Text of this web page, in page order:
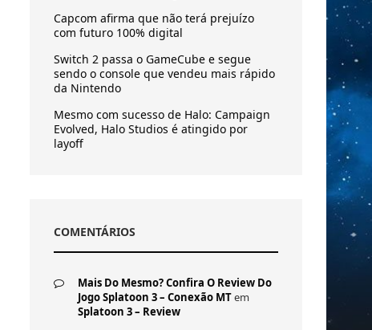
Capcom afirma que não terá prejuízo
com futuro 100% digital
Switch 2 passa o GameCube e segue
sendo o console que vendeu mais rápido
da Nintendo
Mesmo com sucesso de Halo: Campaign
Evolved, Halo Studios é atingido por
layoff
COMENTÁRIOS
Mais Do Mesmo? Confira O Review Do
Jogo Splatoon 3 – Conexão MTem
Splatoon 3 – Review